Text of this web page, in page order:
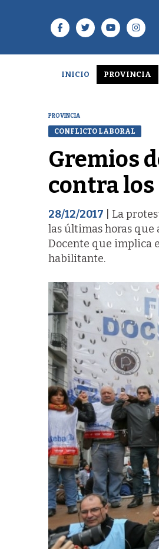
INICIO PROVINCIA
PROVINCIA
CONFLICTO LABORAL
Gremios
contra los
28/12/2017 | La
las últimas horas que
Docente que implica
habilitante.